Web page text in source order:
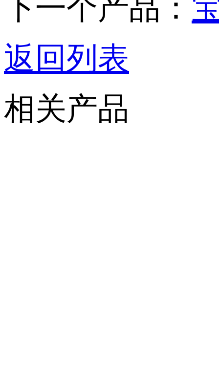
下一个产品：
返回列表
相关产品